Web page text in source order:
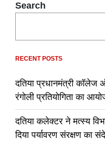
Search
RECENT POSTS
दतिया प्रधानमंत्री
रंगोली प्रतियोगिता का
दतिया कलेक्टर ने मत्स्य
दिया पर्यावरण संरक्षण का